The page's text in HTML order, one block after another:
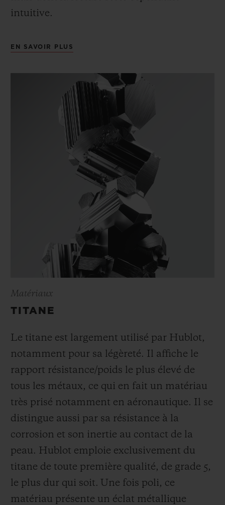
intuitive.
EN SAVOIR PLUS
Matériaux
TITANE
Le titane est largement utilisé par Hublot,
notamment pour sa légèreté. Il affiche le
rapport résistance/poids le plus élevé de
tous les métaux, ce qui en fait un matériau
très prisé notamment en aéronautique. Il se
distingue aussi par sa résistance à la
corrosion et son inertie au contact de la
peau. Hublot emploie exclusivement du
titane de toute première qualité, de grade 5,
le plus dur qui soit. Une fois poli, ce
matériau présente un éclat métallique